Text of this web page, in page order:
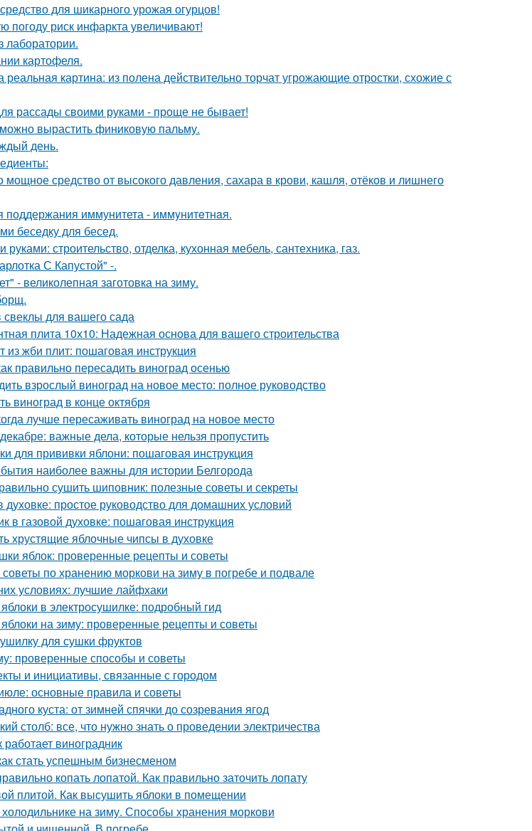
для шикарного урожая огурцов!
погоду риск инфаркта увеличивают!
лаборатории.
картофеля.
картина: из полена действительно торчат угрожающие отростки, схожие с
рассады своими руками - проще не бывает!
вырастить финиковую пальму.
день.
мощное средство от высокого давления, сахара в крови, кашля, отёков и лишнего
поддержания иммунитета - иммyнитeтнaя.
беседку для бесед.
строительство, отделка, кухонная мебель, сантехника, газ.
С Капустой" -.
- великолепная заготовка на зиму.
для вашего сада
плита 10х10: Надежная основа для вашего строительства
из жби плит: пошаговая инструкция
правильно пересадить виноград осенью
взрослый виноград на новое место: полное руководство
виноград в конце октября
лучше пересаживать виноград на новое место
важные дела, которые нельзя пропустить
для прививки яблони: пошаговая инструкция
наиболее важны для истории Белгорода
сушить шиповник: полезные советы и секреты
простое руководство для домашних условий
в газовой духовке: пошаговая инструкция
хрустящие яблочные чипсы в духовке
яблок: проверенные рецепты и советы
по хранению моркови на зиму в погребе и подвале
условиях: лучшие лайфхаки
в электросушилке: подробный гид
на зиму: проверенные рецепты и советы
для сушки фруктов
проверенные способы и советы
и инициативы, связанные с городом
основные правила и советы
куста: от зимней спячки до созревания ягод
столб: все, что нужно знать о проведении электричества
виноградник
стать успешным бизнесменом
копать лопатой. Как правильно заточить лопату
плитой. Как высушить яблоки в помещении
холодильнике на зиму. Способы хранения моркови